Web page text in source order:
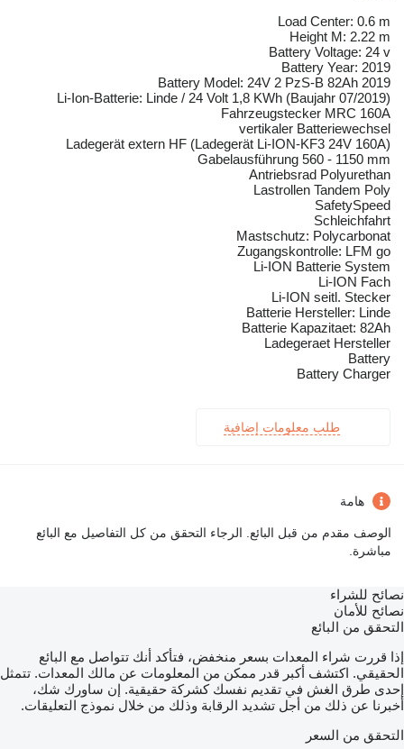
Load Center: 0.6 m
Height M: 2.22 m
Battery Voltage: 24 v
Battery Year: 2019
Battery Model: 24V 2 PzS-B 82Ah 2019
Li-Ion-Batterie: Linde / 24 Volt 1,8 KWh (Baujahr 07/2019)
Fahrzeugstecker MRC 160A
vertikaler Batteriewechsel
Ladegerät extern HF (Ladegerät Li-ION-KF3 24V 160A)
Gabelausführung 560 - 1150 mm
Antriebsrad Polyurethan
Lastrollen Tandem Poly
SafetySpeed
Schleichfahrt
Mastschutz: Polycarbonat
Zugangskontrolle: LFM go
Li-ION Batterie System
Li-ION Fach
Li-ION seitl. Stecker
Batterie Hersteller: Linde
Batterie Kapazitaet: 82Ah
Ladegeraet Hersteller
Battery
Battery Charger
طلب معلومات إضافية
هامة
الوصف مقدم من قبل البائع. الرجاء التحقق من كل التفاصيل مع البائع
مباشرة.
نصائح للشراء
نصائح للأمان
التحقق من البائع
إذا قررت شراء المعدات بسعر منخفض، فتأكد أنك تتواصل مع البائع
الحقيقي. اكتشف أكبر قدر ممكن من المعلومات عن مالك المعدات. تتمثل
إحدى طرق الغش في تقديم نفسك كشركة حقيقية. إن ساورك شك،
أخبرنا عن ذلك من أجل تشديد الرقابة وذلك من خلال نموذج التعليقات.
التحقق من السعر